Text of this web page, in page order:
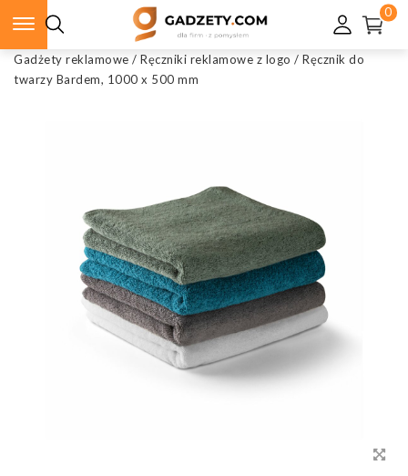
0
Gadżety reklamowe / Ręczniki reklamowe z logo / Ręcznik do
twarzy Bardem, 1000 x 500 mm